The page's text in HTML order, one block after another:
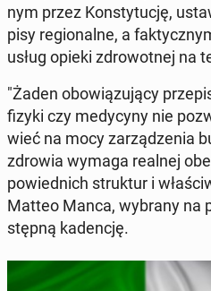
nym przez Kon­sty­tu­cję,
pi­sy re­gio­nal­ne, a
usług opieki zdro­wot­nej na
"Żaden obo­wią­zu­ją­cy
fizyki czy me­dy­cy­ny nie
wieć na mocy za­rzą­dze­nia
zdrowia wymaga realnej
po­wied­nich struk­tur i
Matteo Manca, wybrany na
stęp­ną ka­den­cję.